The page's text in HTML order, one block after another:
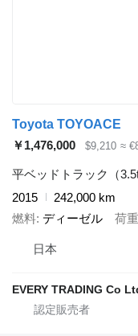
Toyota TOYOACE
￥1,476,000
$9,210 ≈
平ベッドトラック（3.5t
2015
242,000 km
燃料 ディーゼル 荷
日本
EVERY TRADING Co